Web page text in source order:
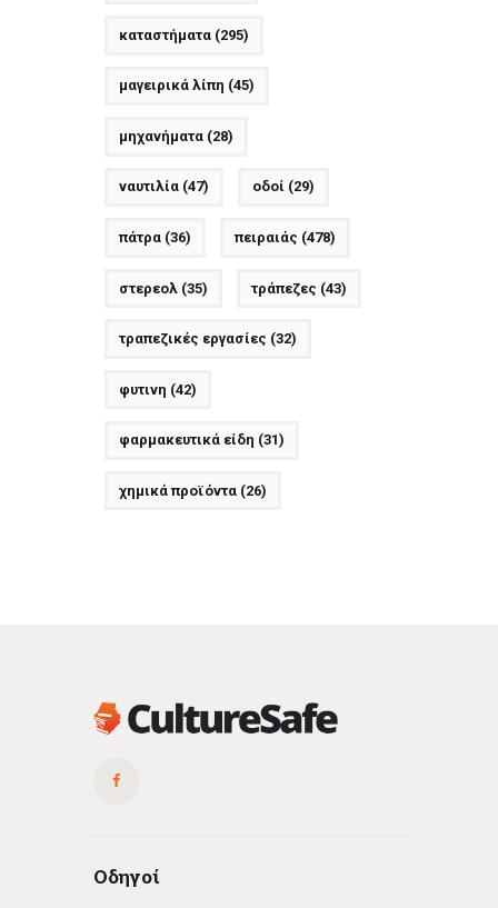
καταστήματα(295)
μαγειρικά λίπη (45)
μηχανήματα(28)
ναυτιλία(47) οδοί (29)
πάτρα(36) πειραιάς (478)
στερεολ(35) τράπεζες (43)
τραπεζικές εργασίες (32)
φυτινη (42)
φαρμακευτικά είδη (31)
χημικά προϊόντα(26)
Οδηγοί